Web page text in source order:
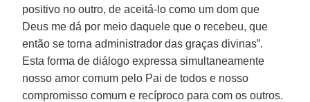
positivo no outro, de aceitá-lo como um dom que
Deus me dá por meio daquele que o recebeu, que
então se torna administrador das graças divinas”.
Esta forma de diálogo expressa simultaneamente
nosso amor comum pelo Pai de todos e nosso
compromisso comum e recíproco para com os outros.